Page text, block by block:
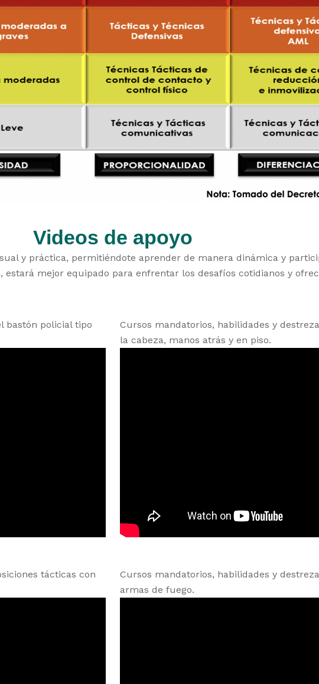
Videos de apoyo
y práctica, permitiéndote aprender de manera dinámica y
mejor equipado para enfrentar los desafíos cotidianos y
bastón policial tipo
Cursos mandatorios, habilidades y
la cabeza, manos atrás y en piso.
tácticas con
Cursos mandatorios, habilidades y
armas de fuego.